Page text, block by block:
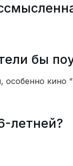
бы
кино
летней?